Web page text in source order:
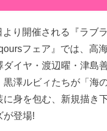
り開催される『ラブ
フェア』では、高
ダイヤ・渡辺曜・津島
黒澤ルビィたちが「海
に身を包む、新規描き
が登場!